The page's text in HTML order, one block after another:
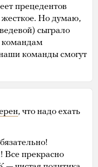
прецедентов
Но думаю,
сыграло
командам
команды смогут
, что надо ехать
Все прекрасно